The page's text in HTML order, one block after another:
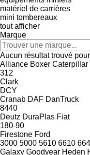
matériel de carrières
mini tombereaux
tout afficher
Marque
Aucun résultat trouvé
Alliance Boxer Caterpillar
312
Clark
DCY
Cranab DAF DanTruck
8440
Deutz DuraPlas Fiat
180-90
Firestone Ford
3000 5000 5610 6610
Galaxy Goodyear Heden